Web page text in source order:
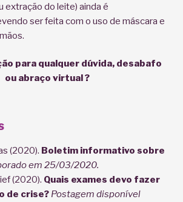
extração do leite) ainda é
ser feita com o uso de máscara e
para qualquer dúvida, desabafo
ou abraço virtual ?
(2020). Boletim informativo sobre
em 25/03/2020.
(2020). Quais exames devo fazer
de crise? Postagem disponível